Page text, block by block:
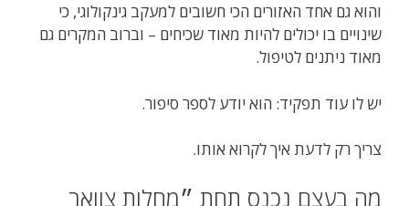
והוא גם אחד האזורים הכי חשובים למעקב גינקולוגי, כי
שינויים בו יכולים להיות מאוד שכיחים – וברוב המקרים גם
מאוד ניתנים לטיפול.
יש לו עוד תפקיד: הוא יודע לספר סיפור.
צריך רק לדעת איך לקרוא אותו.
מה בעצם נכנס תחת ״מחלות צוואר